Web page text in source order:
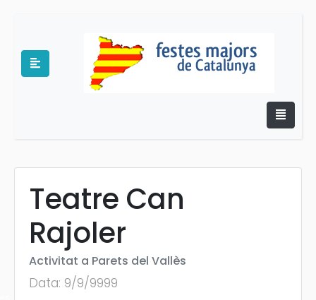
Teatre Can
Rajoler
Activitat a Parets del Vallès
Data: 9/9/9999